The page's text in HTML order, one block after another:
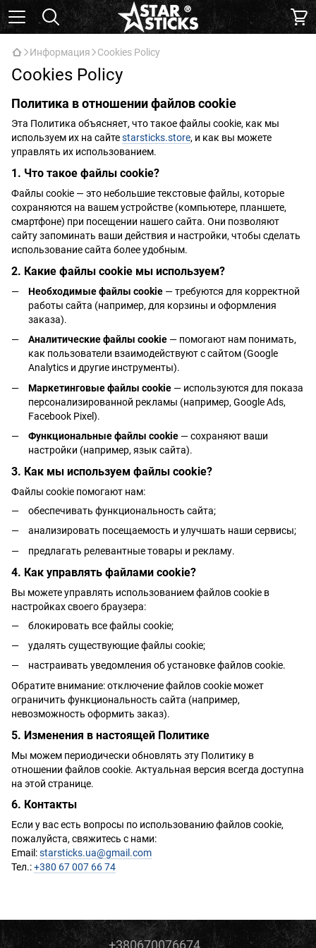
Информация Cookies Policy
Cookies Policy
Политика в отношении файлов cookie
Эта Политика объясняет, что такое файлы cookie, как мы
используем их на сайтеstarsticks.store, и как вы можете
управлять их использованием.
1. Что такое файлы cookie?
Файлы cookie — это небольшие текстовые файлы, которые
сохраняются на вашем устройстве (компьютере, планшете,
смартфоне) при посещении нашего сайта. Они позволяют
сайту запоминать ваши действия и настройки, чтобы сделать
использование сайта более удобным.
2. Какие файлы cookie мы используем?
Необходимые файлы cookie — требуются для корректной
работы сайта (например, для корзины и оформления
заказа).
Аналитические файлы cookie — помогают нам понимать,
как пользователи взаимодействуют с сайтом (Google
Analytics и другие инструменты).
Маркетинговые файлы cookie — используются для показа
персонализированной рекламы (например, Google Ads,
Facebook Pixel).
Функциональные файлы cookie — сохраняют ваши
настройки (например, язык сайта).
3. Как мы используем файлы cookie?
Файлы cookie помогают нам:
обеспечивать функциональность сайта;
анализировать посещаемость и улучшать наши сервисы;
предлагать релевантные товары и рекламу.
4. Как управлять файлами cookie?
Вы можете управлять использованием файлов cookie в
настройках своего браузера:
блокировать все файлы cookie;
удалять существующие файлы cookie;
настраивать уведомления об установке файлов cookie.
Обратите внимание: отключение файлов cookie может
ограничить функциональность сайта (например,
невозможность оформить заказ).
5. Изменения в настоящей Политике
Мы можем периодически обновлять эту Политику в
отношении файлов cookie. Актуальная версия всегда доступна
на этой странице.
6. Контакты
Если у вас есть вопросы по использованию файлов cookie,
пожалуйста, свяжитесь с нами:
Email:starsticks.ua@gmail.com
Тел.:+380 67 007 66 74
+380670076674